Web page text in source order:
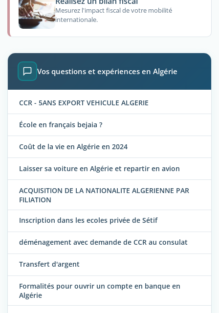
Mesurez l'impact fiscal de votre mobilité
internationale.
Vos questions et expériences en Algérie
CCR - 5ANS EXPORT VEHICULE ALGERIE
École en français bejaia ?
Coût de la vie en Algérie en 2024
Laisser sa voiture en Algérie et repartir en avion
ACQUISITION DE LA NATIONALITE ALGERIENNE PAR
FILIATION
Inscription dans les ecoles privée de Sétif
déménagement avec demande de CCR au consulat
Transfert d'argent
Formalités pour ouvrir un compte en banque en
Algérie